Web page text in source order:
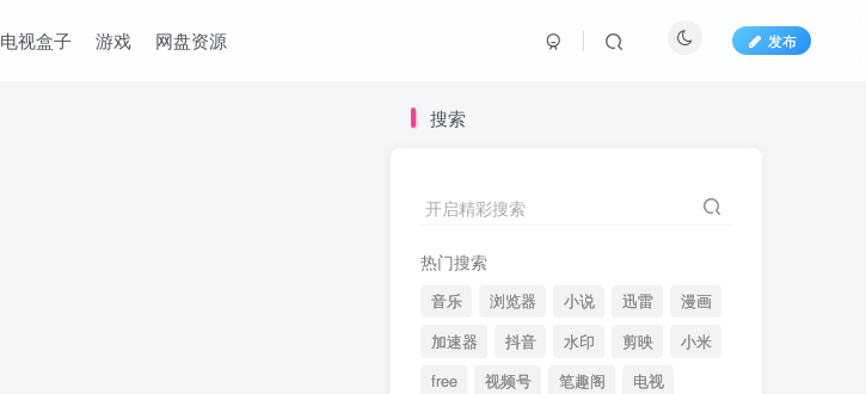
电视盒子 游戏 网盘资源 发布
搜索
开启精彩搜索
热门搜索
音乐 浏览器 小说 迅雷
漫画
加速器
抖音 水印 剪映
小米
free
视频号 笔趣阁
电视